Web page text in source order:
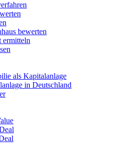
bewerten
ermitteln
als Kapitalanlage
in Deutschland